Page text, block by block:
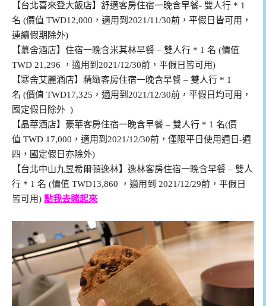
【台北喜來登大飯店】舒適客房住宿一晚含早餐- 雙人行 * 1
名 (價值 TWD12,000，適用到2021/11/30前，平假日皆可用，
連續假期除外)
【慕舍酒店】住宿一晚含米其林早餐 – 雙人行 * 1 名 (價值
TWD 21,296 ，適用到2021/12/30前，平假日皆可用)
【寒舍艾麗酒店】精緻客房住宿一晚含早餐 – 雙人行 * 1
名 (價值 TWD17,325，適用到2021/12/30前，平假日均可用，
國定假日除外 )
【晶華酒店】豪華客房住宿一晚含早餐 – 雙人行 * 1 名(價
值 TWD 17,000，適用到2021/12/30前，僅限平日使用週日-週
四，國定假日亦除外)
【台北中山九昱希爾頓逸林】逸林客房住宿一晚含早餐 – 雙人
行 * 1 名 (價值 TWD13,860 ，適用到 2021/12/29前，平假日
皆可用) 點我去賭起來